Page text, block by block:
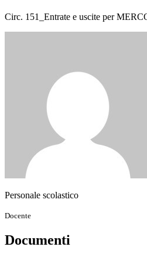
Circ. 151_Entrate e uscite per
Personale scolastico
Docente
Documenti